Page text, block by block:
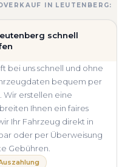
IN LEUTENBERG:
schnell
bei uns schnell und ohne
bequem per
Wir erstellen eine
Ihnen ein faires
Ihr Fahrzeug direkt in
oder per Überweisung
Gebühren.